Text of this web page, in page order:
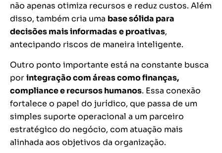
não apenas otimiza recursos e reduz custos. Além
disso, também cria uma base sólida para
decisões mais informadase proativas,
antecipando riscos de maneira inteligente.
Outro ponto importante está na constante busca
porintegração com áreas como finanças,
compliance e recursos humanos. Essa conexão
fortalece o papel do jurídico, que passa de um
simples suporte operacional a um parceiro
estratégico do negócio, com atuação mais
alinhada aos objetivos da organização.